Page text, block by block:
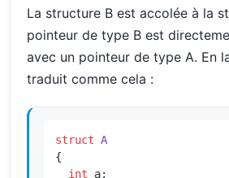
La structure B est accolée à la
pointeur de type B est
avec un pointeur de type A. En
traduit comme cela :
struct A
{
int a;